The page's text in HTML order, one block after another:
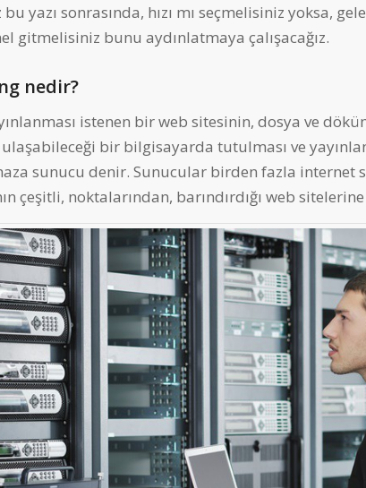
yazı sonrasında, hızı mı seçmelisiniz yoksa,
gitmelisiniz bunu aydınlatmaya çalışacağız.
nedir?
istenen bir web sitesinin, dosya ve
bir bilgisayarda tutulması ve
sunucu denir. Sunucular birden fazla internet
çeşitli, noktalarından, barındırdığı web